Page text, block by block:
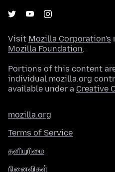
Visit Mozilla Corporation's
Mozilla Foundation.
Portions of this content
individual mozilla.org
available under a Creative
mozilla.org
Terms of Service
தனியுரிமை
நினைவிகள்